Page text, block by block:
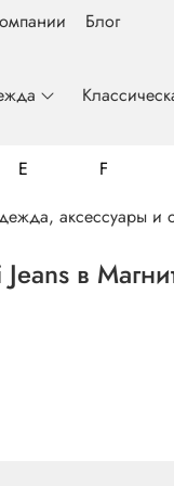
Блог
Billionaire
Colmar
E
Emporio Armani
F
Frankie Morello
Gianfranco Butteri
John Richmond
Luca Guerrini
Mario Giannini
Roberto Cavalli
аксессуары и
в